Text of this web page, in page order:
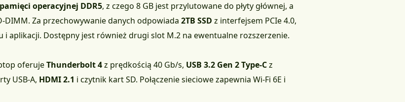
operacyjnej DDR5, z czego 8 GB jest przylutowane do płyty głównej, a
DIMM. Za przechowywanie danych odpowiada 2TB SSD z interfejsem PCIe 4.0,
i aplikacji. Dostępny jest również drugi slot M.2 na ewentualne rozszerzenie.
oferujeThunderbolt 4z prędkością 40 Gb/s, USB 3.2 Gen 2 Type-Cz
USB-A, HDMI 2.1 i czytnik kart SD. Połączenie sieciowe zapewnia Wi-Fi 6E i